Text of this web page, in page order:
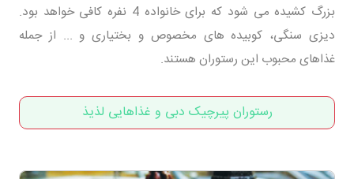
بزرگ کشیده می شود که برای خانواده 4 نفره کافی خواهد بود.
دیزی سنگی، کوبیده های مخصوص و بختیاری و ... از جمله
غذاهای محبوب این رستوران هستند.
رستوران پیرچیک دبی و غذاهایی لذیذ